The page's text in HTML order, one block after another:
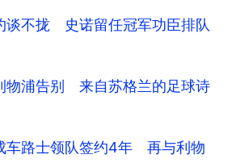
谈不拢 史诺留任冠军功臣排队
物浦告别 来自苏格兰的足球诗
车路士领队签约4年 再与利物